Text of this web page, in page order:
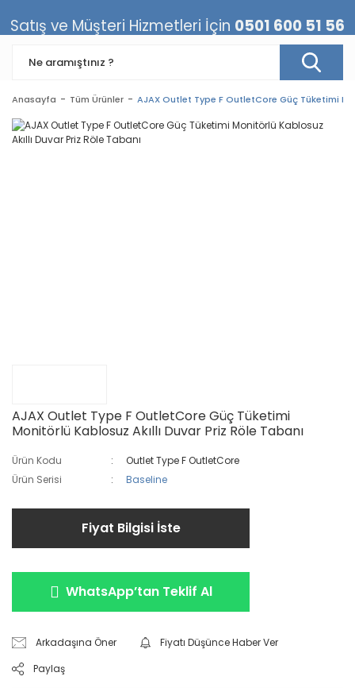
Anasayfa Tüm Ürünler AJAX Outlet Type F OutletCore Güç Tüketimi
AJAX Outlet Type F OutletCore Güç Tüketimi
Monitörlü Kablosuz Akıllı Duvar Priz Röle Tabanı
Ürün Kodu
Outlet Type F OutletCore
Ürün Serisi
Baseline
Fiyat Bilgisi İste
WhatsApp’tan Teklif Al
Arkadaşına Öner
Fiyatı Düşünce Haber Ver
Paylaş
Satış ve Müşteri Hizmetleri İçin 0501 600 51 56